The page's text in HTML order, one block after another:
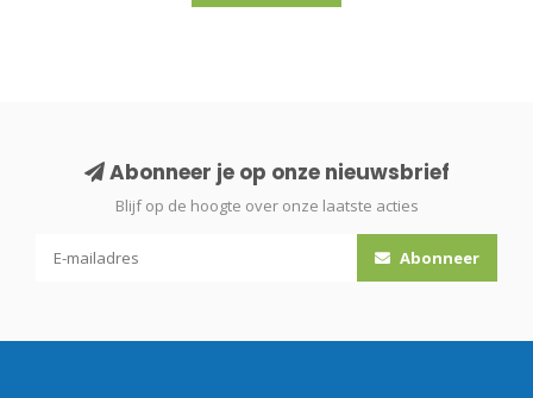
Abonneer je op onze nieuwsbrief
Blijf op de hoogte over onze laatste acties
Abonneer